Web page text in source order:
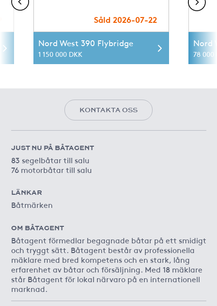
Såld 2026-07-22
Nord West 390 Flybridge
1 150 000 DKK
Nord
78 000
KONTAKTA OSS
JUST NU PÅ BÅTAGENT
83 segelbåtar till salu
76 motorbåtar till salu
LÄNKAR
Båtmärken
OM BÅTAGENT
Båtagent förmedlar begagnade båtar på ett smidigt
och tryggt sätt. Båtagent består av professionella
mäklare med bred kompetens och en stark, lång
erfarenhet av båtar och försäljning. Med 18 mäklare
står Båtagent för lokal närvaro på en internationell
marknad.